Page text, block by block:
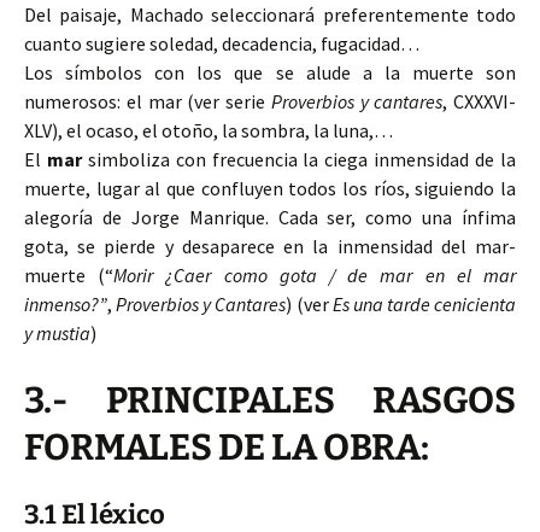
Del paisaje, Machado seleccionará preferentemente todo
cuanto sugiere soledad, decadencia, fugacidad…
Los símbolos con los que se alude a la muerte son
numerosos: el mar (ver serie Proverbios y cantares, CXXXVI-
XLV), el ocaso, el otoño, la sombra, la luna,…
El mar simboliza con frecuencia la ciega inmensidad de la
muerte, lugar al que confluyen todos los ríos, siguiendo la
alegoría de Jorge Manrique. Cada ser, como una ínfima
gota, se pierde y desaparece en la inmensidad del mar-
muerte (“Morir ¿Caer como gota / de mar en el mar
inmenso?”,Proverbios y Cantares) (verEs una tarde cenicienta
y mustia)
3.- PRINCIPALES RASGOS
FORMALES DE LA OBRA:
3.1 El léxico